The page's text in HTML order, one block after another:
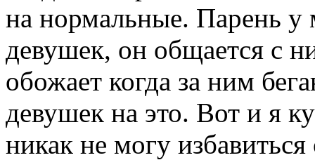
на нормальные. Парень
девушек, он общается с
обожает когда за ним
девушек на это. Вот и я
никак не могу избавиться